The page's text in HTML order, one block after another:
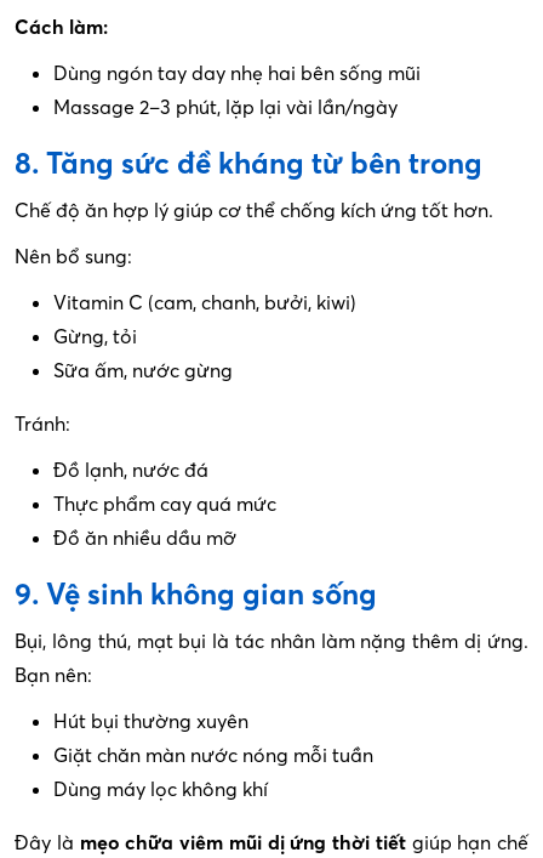
Cách làm:
Dùng ngón tay day nhẹ hai bên sống mũi
Massage 2–3 phút, lặp lại vài lần/ngày
8. Tăng sức đề kháng từ bên trong
Chế độ ăn hợp lý giúp cơ thể chống kích ứng tốt hơn.
Nên bổ sung:
Vitamin C (cam, chanh, bưởi, kiwi)
Gừng, tỏi
Sữa ấm, nước gừng
Tránh:
Đồ lạnh, nước đá
Thực phẩm cay quá mức
Đồ ăn nhiều dầu mỡ
9. Vệ sinh không gian sống
Bụi, lông thú, mạt bụi là tác nhân làm nặng thêm dị ứng.
Bạn nên:
Hút bụi thường xuyên
Giặt chăn màn nước nóng mỗi tuần
Dùng máy lọc không khí
Đây là mẹo chữa viêm mũi dị ứng thời tiếtgiúp hạn chế